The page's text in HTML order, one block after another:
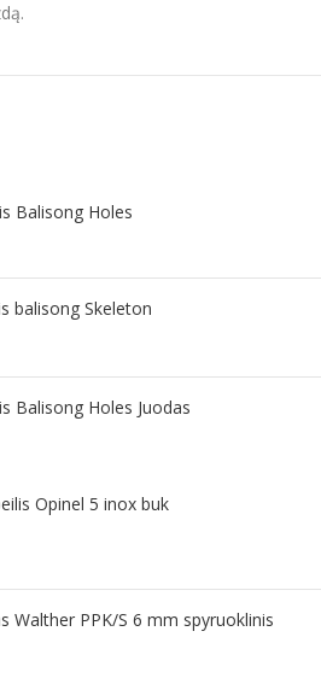
Balisong Holes
balisong Skeleton
Balisong Holes Juodas
Opinel 5 inox buk
Walther PPK/S 6 mm spyruoklinis